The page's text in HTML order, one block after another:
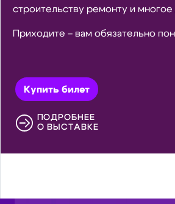
строительству ремонту и многое
Приходите – вам обязательно
Купить билет
ПОДРОБНЕЕ
О ВЫСТАВКЕ